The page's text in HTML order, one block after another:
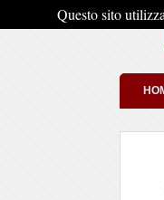
Questo sito